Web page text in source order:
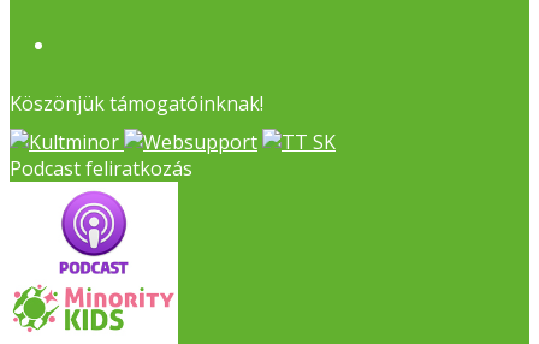
Köszönjük támogatóinknak!
Podcast feliratkozás